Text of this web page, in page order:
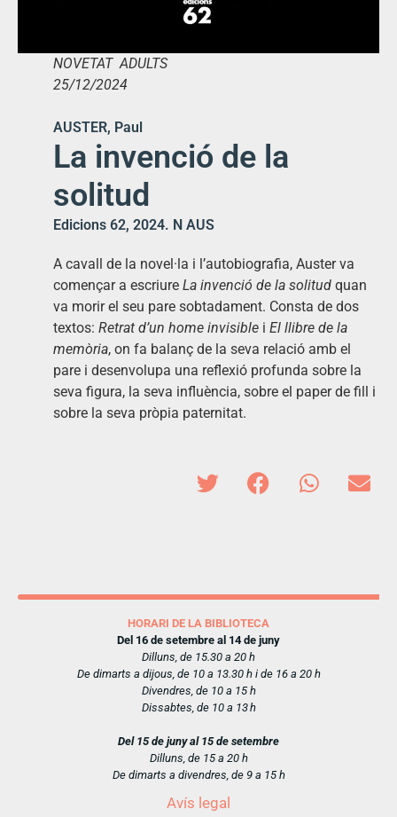
NOVETAT ADULTS
25/12/2024
AUSTER, Paul
La invenció de la
solitud
Edicions 62, 2024. N AUS
A cavall de la novel·la i l’autobiografia, Auster va
començar a escriure La invenció de la solitud quan
va morir el seu pare sobtadament. Consta de dos
textos: Retrat d’un home invisible i El llibre de la
memòria, on fa balanç de la seva relació amb el
pare i desenvolupa una reflexió profunda sobre la
seva figura, la seva influència, sobre el paper de fill i
sobre la seva pròpia paternitat.
HORARI DE LA BIBLIOTECA
Del 16 de setembre al 14 de juny
Dilluns, de 15.30 a 20 h
De dimarts a dijous, de 10 a 13.30 h i de 16 a 20 h
Divendres, de 10 a 15 h
Dissabtes, de 10 a 13 h
Del 15 de juny al 15 de setembre
Dilluns, de 15 a 20 h
De dimarts a divendres, de 9 a 15 h
Avís legal